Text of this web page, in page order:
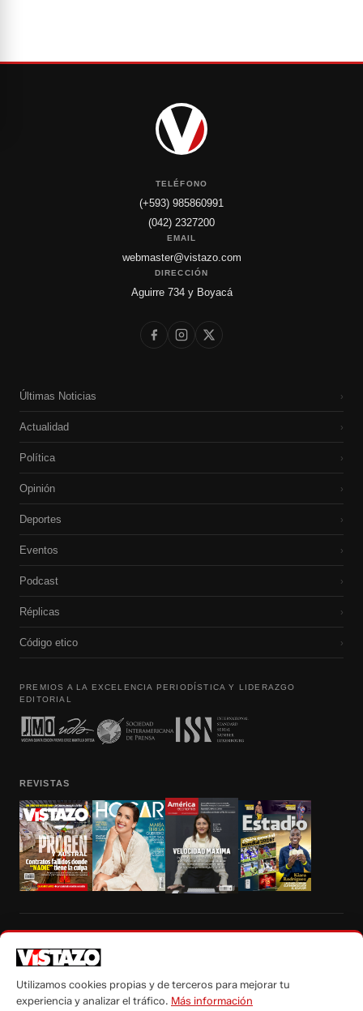
TELÉFONO
(+593) 985860991
(042) 2327200
EMAIL
webmaster@vistazo.com
DIRECCIÓN
Aguirre 734 y Boyacá
Últimas Noticias ›
Actualidad ›
Política ›
Opinión ›
Deportes ›
Eventos ›
Podcast ›
Réplicas ›
Código etico ›
PREMIOS A LA EXCELENCIA PERIODÍSTICA Y LIDERAZGO
EDITORIAL
REVISTAS
autorización escrita de su titular, de todos los contenidos de Vistazo.com.
Utilizamos cookies propias y de terceros para mejorar tu
experiencia y analizar el tráfico. Más información